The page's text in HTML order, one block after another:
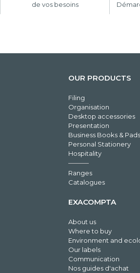
de vos besoins
OUR PRODUCTS
Filing
Organisation
Desktop accessories
Presentation
Business Books & Pads
Personal Stationery
Hospitality
Ranges
Catalogues
EXACOMPTA
About us
Where to buy
Environment and
Our labels
Communication
Nos guides d'achat